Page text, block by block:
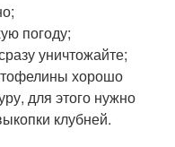
погоду;
уничтожайте;
хорошо
для этого нужно
клубней.